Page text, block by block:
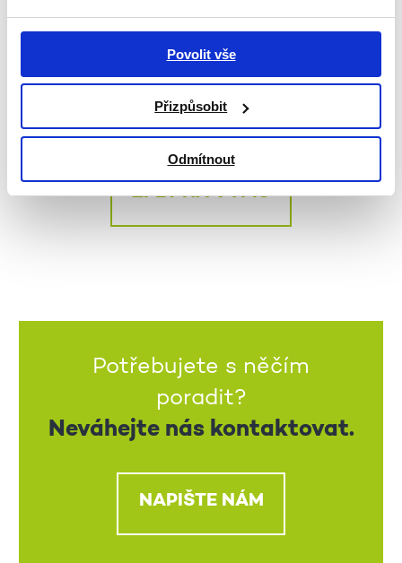
Povolit vše
Přizpůsobit
Odmítnout
ochranne-prostredky-koronavirus-v-
cesku-hygienicke-
zasady_2003181744_onz
ZPĚT NA VÝPIS
Potřebujete s něčím
poradit?
Neváhejte nás kontaktovat.
NAPIŠTE NÁM